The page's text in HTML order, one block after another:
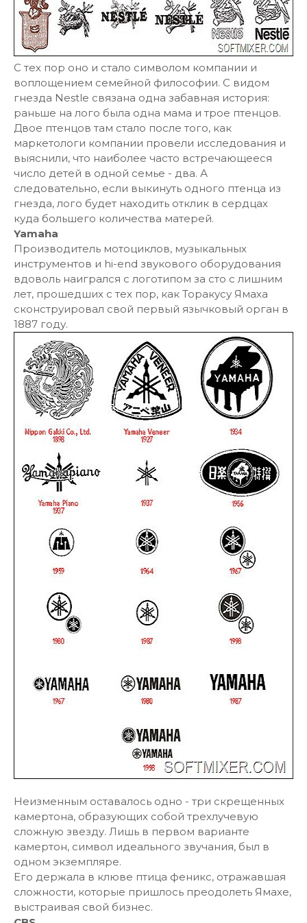
С тех пор оно и стало символом компании и
воплощением семейной философии. С видом
гнезда Nestle связана одна забавная история:
раньше на лого была одна мама и трое птенцов.
Двое птенцов там стало после того, как
маркетологи компании провели исследования и
выяснили, что наиболее часто встречающееся
число детей в одной семье - два. А
следовательно, если выкинуть одного птенца из
гнезда, лого будет находить отклик в сердцах
куда большего количества матерей.
Yamaha
Производитель мотоциклов, музыкальных
инструментов и hi-end звукового оборудования
вдоволь наигрался с логотипом за сто с лишним
лет, прошедших с тех пор, как Торакусу Ямаха
сконструировал свой первый язычковый орган в
1887 году.
Неизменным оставалось одно - три скрещенных
камертона, образующих собой трехлучевую
сложную звезду. Лишь в первом варианте
камертон, символ идеального звучания, был в
одном экземпляре.
Его держала в клюве птица феникс, отражавшая
сложности, которые пришлось преодолеть Ямахе,
выстраивая свой бизнес.